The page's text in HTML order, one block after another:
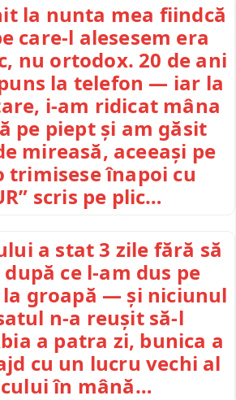
la nunta mea fiindcă
care-l alesesem era
nu ortodox. 20 de ani
la telefon — iar la
i-am ridicat mâna
pe piept și am găsit
mireasă, aceeași pe
trimisese înapoi cu
scris pe plic…
a stat 3 zile fără să
ce l-am dus pe
groapă — și niciunul
n-a reușit să-l
a patra zi, bunica a
cu un lucru vechi al
în mână…